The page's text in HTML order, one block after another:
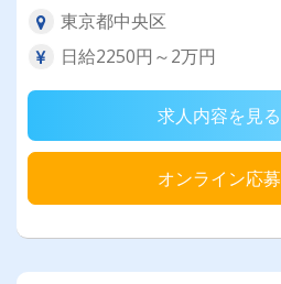
東京都中央区
日給2250円～2万円
求人内容を見る
オンライン応募